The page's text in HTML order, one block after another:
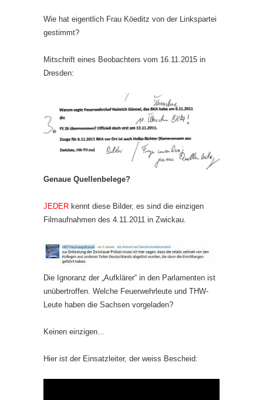
Wie hat eigentlich Frau Köeditz von der Linkspartei
gestimmt?
Mitschrift eines Beobachters vom 16.11.2015 in
Dresden:
Genaue Quellenbelege?
JEDER kennt diese Bilder, es sind die einzigen
Filmaufnahmen des 4.11.2011 in Zwickau.
Die Ignoranz der „Aufklärer“ in den Parlamenten ist
unübertroffen. Welche Feuerwehrleute und THW-
Leute haben die Sachsen vorgeladen?
Keinen einzigen…
Hier ist der Einsatzleiter, der weiss Bescheid: